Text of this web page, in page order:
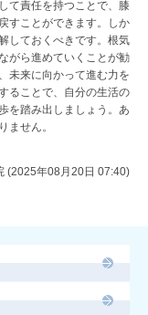
て責任を持つことで、膝
すことができます。しか
しておくべきです。根気
がら進めていくことが勧
未来に向かって進む力を
ることで、自分の生活の
を踏み出しましょう。あ
ません。
(2025年08月20日 07:40)